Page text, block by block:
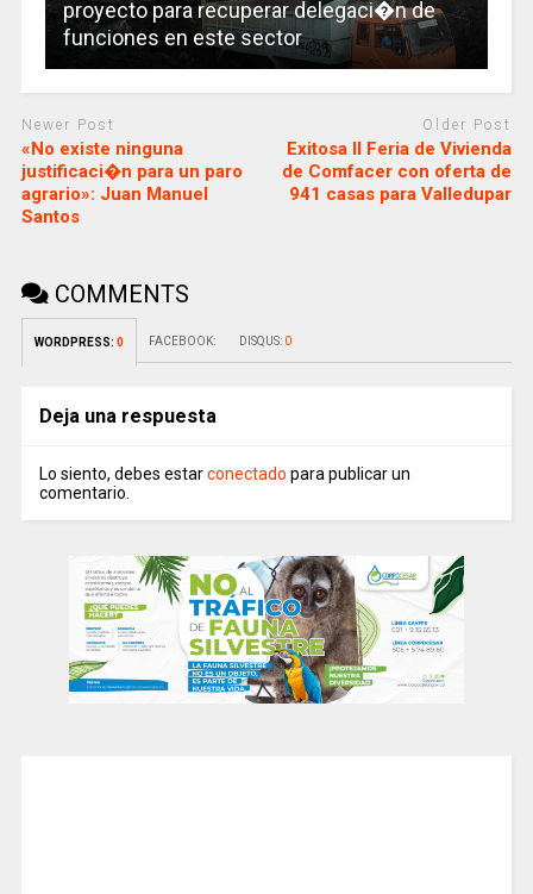
proyecto para recuperar delegaci�n de
funciones en este sector
Newer Post
«No existe ninguna
justificaci�n para un paro
agrario»: Juan Manuel
Santos
Older Post
Exitosa II Feria de Vivienda
de Comfacer con oferta de
941 casas para Valledupar
COMMENTS
WORDPRESS: 0 FACEBOOK: DISQUS: 0
Deja una respuesta
Lo siento, debes estarconectado para publicar un
comentario.